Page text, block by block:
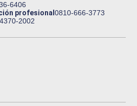
6406
profesional0810-666-3773
2002